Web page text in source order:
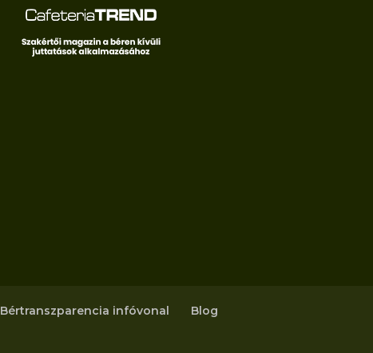
Bértranszparencia infóvonal
Blog